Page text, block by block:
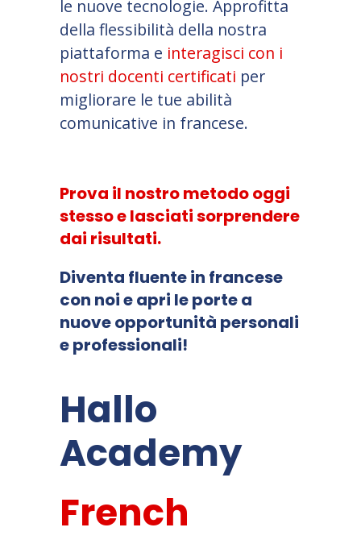
le nuove tecnologie. Approfitta
della flessibilità della nostra
piattaforma e interagisci con i
nostri docenti certificati per
migliorare le tue abilità
comunicative in francese.
Prova il nostro metodo oggi
stesso e lasciati sorprendere
dai risultati.
Diventa fluente in francese
con noi e apri le porte a
nuove opportunità personali
e professionali!
Hallo
Academy
French